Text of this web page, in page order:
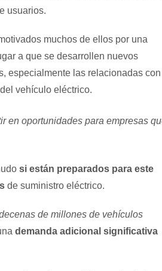
usuarios.
muchos de ellos por una
a que se desarrollen nuevos
especialmente las relacionadas con
vehículo eléctrico.
en oportunidades para empresas
si están preparados para este
de suministro eléctrico.
de millones de vehículos
demanda adicional significativa